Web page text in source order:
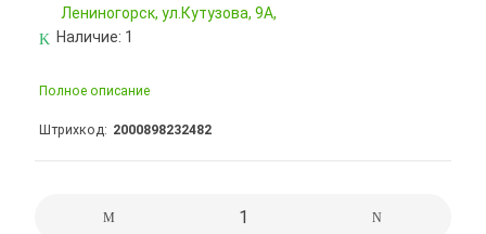
Лениногорск, ул.Кутузова, 9А,
Наличие: 1
Полное описание
Штрихкод 2000898232482